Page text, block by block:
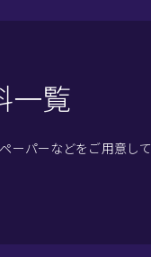
一覧
ーパーなどをご用意して